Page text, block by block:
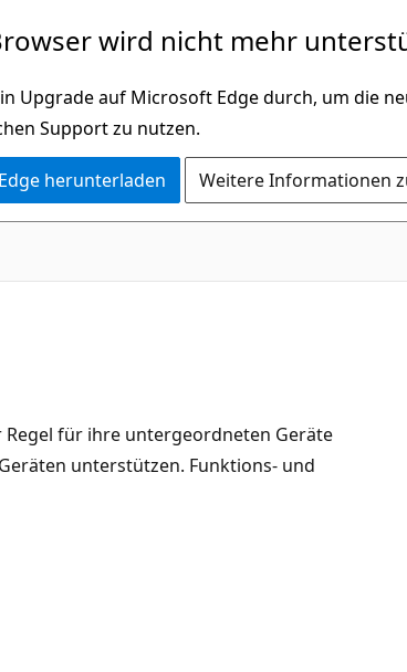
wird nicht mehr
Upgrade auf Microsoft Edge durch, um die
Support zu nutzen.
herunterladen Weitere Informationen
für ihre untergeordneten Geräte
unterstützen. Funktions- und